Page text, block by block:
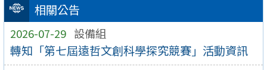
相關公告
2026-07-29 設備組
轉知「第七屆遠哲文創科學探究競賽」活動資訊